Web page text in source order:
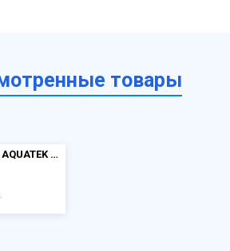
товары
Биде подвесное AQUATEK AQ1004-00 Мия 490*370*300 мм